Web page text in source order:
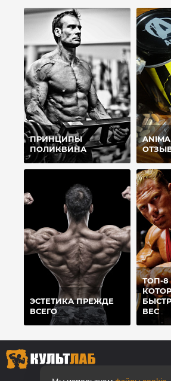
ПРИНЦИПЫ
ПОЛИКВИНА
ЭСТЕТИКА ПРЕЖДЕ
ВСЕГО
ТОП-
ВЕС
8 (3842) 446-373